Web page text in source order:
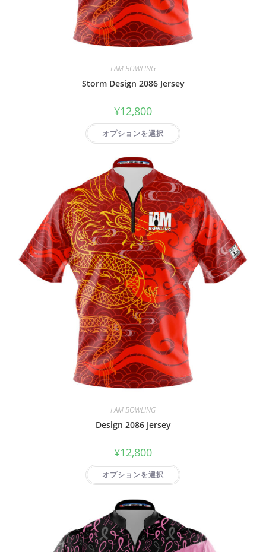
I AM BOWLING
Storm Design 2086 Jersey
¥12,800
オプションを選択
I AM BOWLING
Design 2086 Jersey
¥12,800
オプションを選択